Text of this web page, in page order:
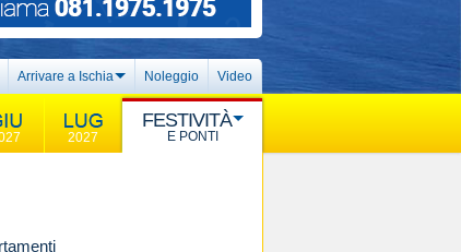
Arrivare a Ischia Noleggio Video
2027
FESTIVITÀ
E PONTI